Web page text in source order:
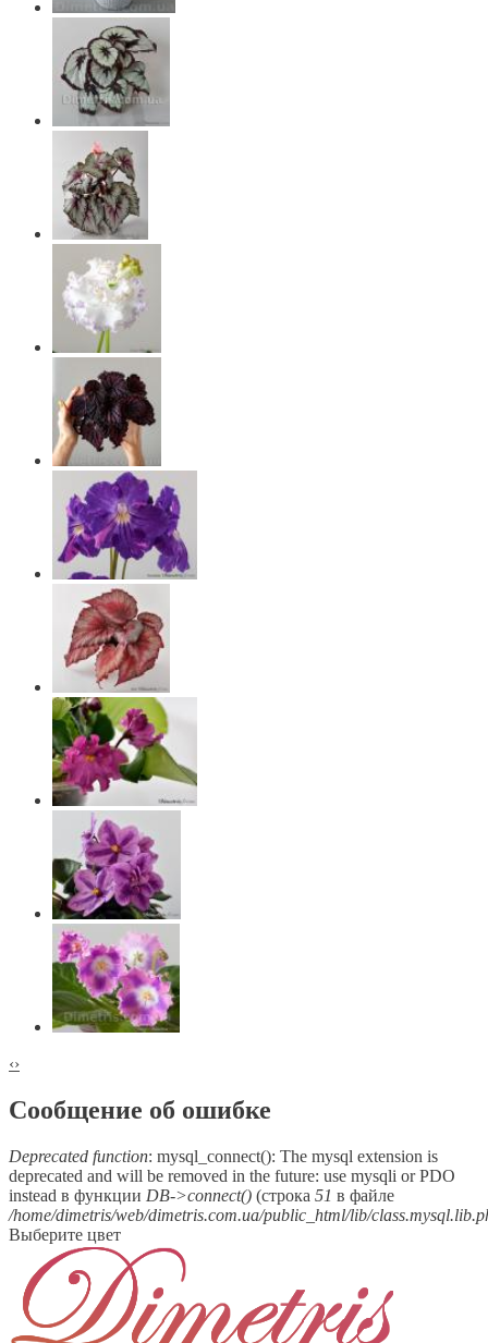
‹›
Сообщение об ошибке
Deprecated function: mysql_connect(): The mysql extension is
deprecated and will be removed in the future: use mysqli or PDO
instead в функции DB->connect() (строка 51 в файле
/home/dimetris/web/dimetris.com.ua/public_html/lib/
Выберите цвет